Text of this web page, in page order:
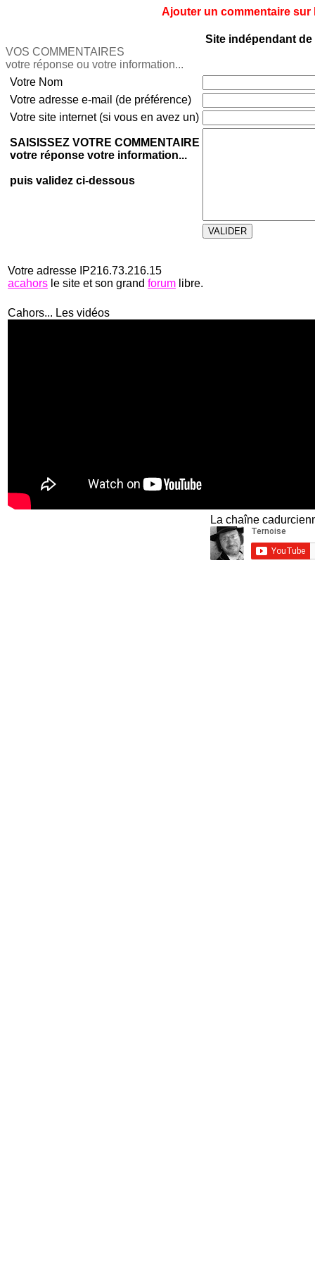
Ajouter un commentaire sur
Site indépendant de
VOS COMMENTAIRES
votre réponse ou votre information...
Votre Nom
Votre adresse e-mail (de préférence)
Votre site internet (si vous en avez un)
SAISISSEZ VOTRE COMMENTAIRE
votre réponse votre information...
puis validez ci-dessous
Votre adresse IP216.73.216.15
acahors le site et son grand forum libre.
Cahors... Les vidéos
La chaîne